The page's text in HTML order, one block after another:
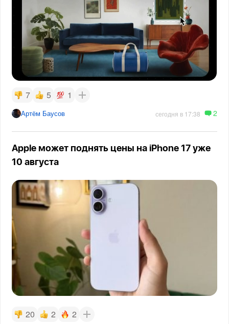
7 5 1
Артём Баусов сегодня в 17:38 2
Apple может поднять цены на iPhone 17 уже
10 августа
20 2 2